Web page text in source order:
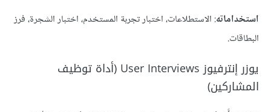
استخداماته: الاستطلاعات، اختبار تجربة المستخدم، اختبار الشجرة، فرز
البطاقات.
يوزر إنترفيوز User Interviews (أداة توظيف
المشاركين)